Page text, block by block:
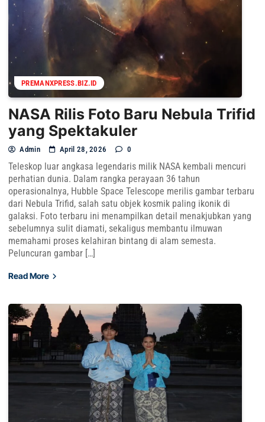
PREMANXPRESS.BIZ.ID
NASA Rilis Foto Baru Nebula Trifid
yang Spektakuler
Admin April 28, 2026 0
Teleskop luar angkasa legendaris milik NASA kembali mencuri
perhatian dunia. Dalam rangka perayaan 36 tahun
operasionalnya, Hubble Space Telescope merilis gambar terbaru
dari Nebula Trifid, salah satu objek kosmik paling ikonik di
galaksi. Foto terbaru ini menampilkan detail menakjubkan yang
sebelumnya sulit diamati, sekaligus membantu ilmuwan
memahami proses kelahiran bintang di alam semesta.
Peluncuran gambar […]
Read More